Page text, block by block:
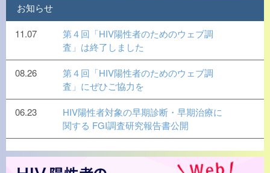
お知らせ
11.07
第４回「HIV陽性者のためのウェブ調
査」は終了しました
08.26
第４回「HIV陽性者のためのウェブ調
査」にぜひご協力を
06.23
HIV陽性者対象の早期診断・早期治療に
関する FGI調査研究報告書公開